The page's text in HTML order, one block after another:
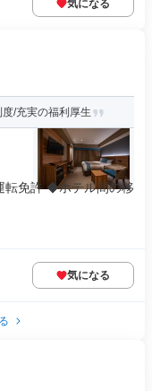
気になる
/充実の福利厚生
転免許 ◆ホテル間の移
気になる